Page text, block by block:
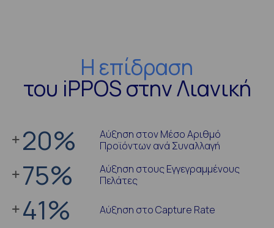
Η επίδραση
του iPPOS στην Λιανική
20%
Αύξηση στον Μέσο Αριθμό
Προϊόντων ανά Συναλλαγή
75%
Αύξηση στους Εγγεγραμμένους
Πελάτες
41% Αύξηση στο Capture Rate